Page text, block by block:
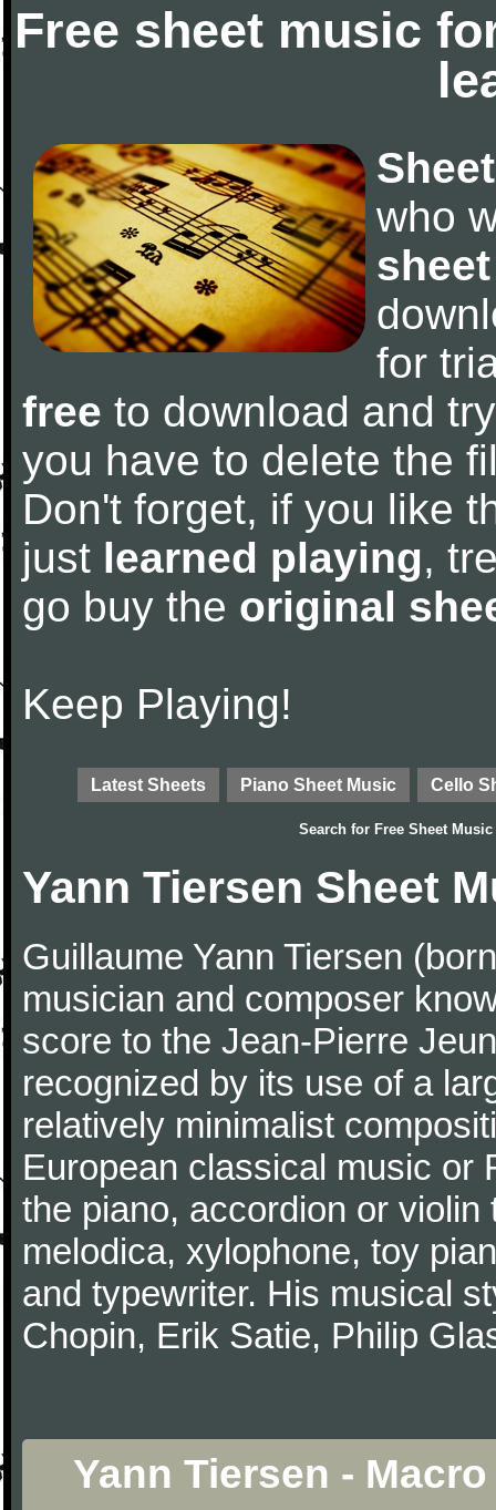
Free sheet music
who
for
free to download and
you have to delete the
Don't forget, if you like
just learned playing,
go buy the original
Keep Playing!
Latest Sheets Piano Sheet Music Cello
Search for Free Sheet Music
Yann Tiersen Sheet
Guillaume Yann Tiersen
musician and composer
score to the Jean-Pierre
recognized by its use of a
relatively minimalist
European classical music or
the piano, accordion or
melodica, xylophone, toy
and typewriter. His musical
Chopin, Erik Satie, Philip
Yann Tiersen -